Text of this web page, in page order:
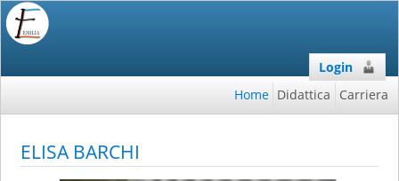
Login
Home Didattica Carriera
ELISA BARCHI